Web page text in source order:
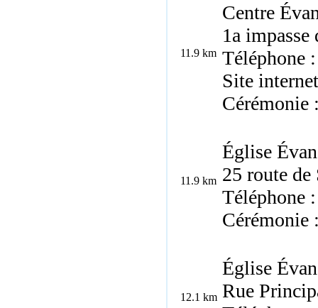
11.9 km
Centre
1a
Téléphone
Site
Cérémonie
11.9 km
Église
25 route de
Téléphone
Cérémonie
12.1 km
Église
Rue